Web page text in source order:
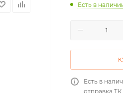
Есть в
Есть в
отправка